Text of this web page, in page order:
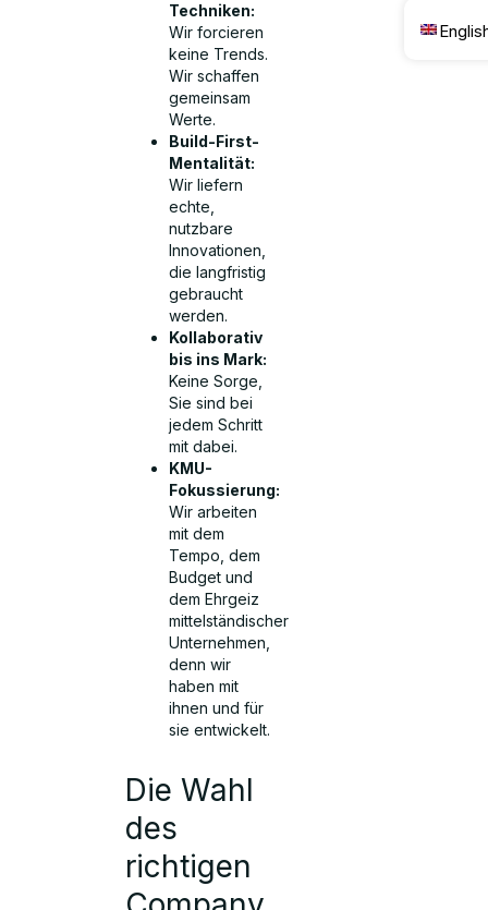
Techniken:
Wir forcieren
keine Trends.
Wir schaffen
gemeinsam
Werte.
Build-First-
Mentalität:
Wir liefern
echte,
nutzbare
Innovationen,
die langfristig
gebraucht
werden.
Kollaborativ
bis ins Mark:
Keine Sorge,
Sie sind bei
jedem Schritt
mit dabei.
KMU-
Fokussierung:
Wir arbeiten
mit dem
Tempo, dem
Budget und
dem Ehrgeiz
mittelständischer
Unternehmen,
denn wir
haben mit
ihnen und für
sie entwickelt.
Die Wahl
des
richtigen